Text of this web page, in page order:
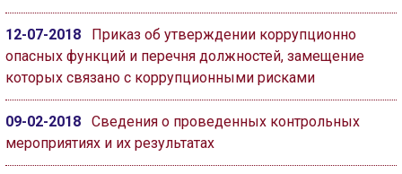
12-07-2018
Приказ об утверждении коррупционно
опасных функций и перечня должностей, замещение
которых связано с коррупционными рисками
09-02-2018
Сведения о проведенных контрольных
мероприятиях и их результатах